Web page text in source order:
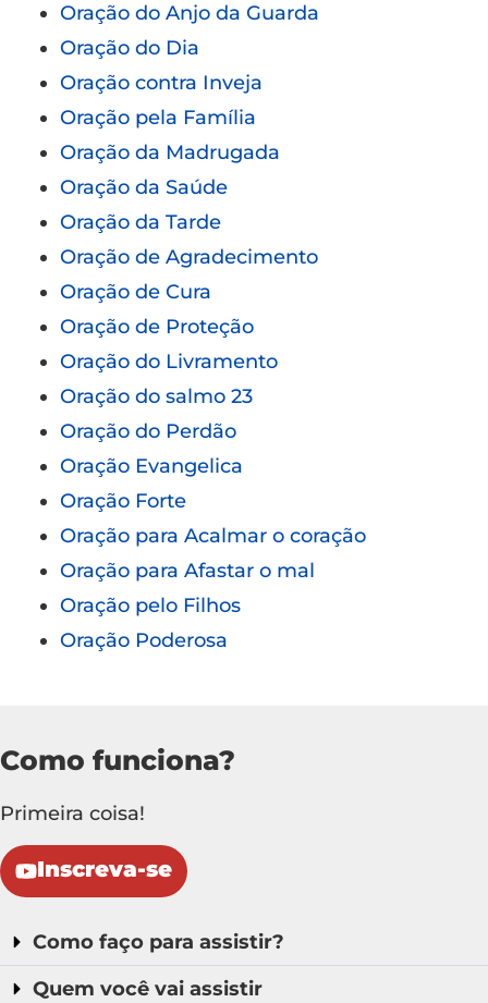
Oração do Anjo da Guarda
Oração do Dia
Oração contra Inveja
Oração pela Família
Oração da Madrugada
Oração da Saúde
Oração da Tarde
Oração de Agradecimento
Oração de Cura
Oração de Proteção
Oração do Livramento
Oração do salmo 23
Oração do Perdão
Oração Evangelica
Oração Forte
Oração para Acalmar o coração
Oração para Afastar o mal
Oração pelo Filhos
Oração Poderosa
Como funciona?
Primeira coisa!
Inscreva-se
Como faço para assistir?
Quem você vai assistir